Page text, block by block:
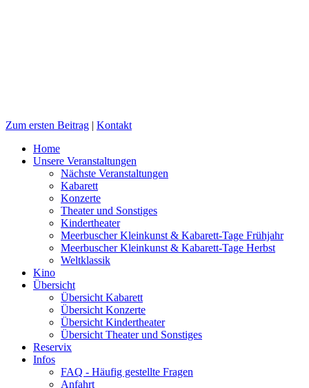
Zum ersten Beitrag | Kontakt
Home
Unsere Veranstaltungen
Nächste Veranstaltungen
Kabarett
Konzerte
Theater und Sonstiges
Kindertheater
Meerbuscher Kleinkunst & Kabarett-Tage Frühjahr
Meerbuscher Kleinkunst & Kabarett-Tage Herbst
Weltklassik
Kino
Übersicht
Übersicht Kabarett
Übersicht Konzerte
Übersicht Kindertheater
Übersicht Theater und Sonstiges
Reservix
Infos
FAQ - Häufig gestellte Fragen
Anfahrt